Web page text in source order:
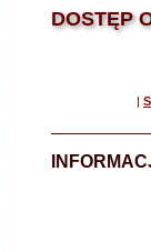
DOSTĘP
|